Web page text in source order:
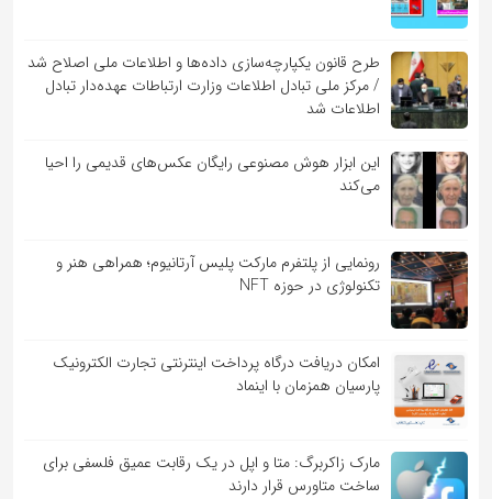
طرح قانون یکپارچه‌سازی داده‌ها و اطلاعات ملی اصلاح شد
/ مرکز ملی تبادل اطلاعات وزارت ارتباطات عهده‌دار تبادل
اطلاعات شد
این ابزار هوش مصنوعی رایگان عکس‌های قدیمی را احیا
می‌کند
رونمایی از پلتفرم مارکت پلیس آرتانیوم؛ همراهی هنر و
تکنولوژی در حوزه NFT
امکان دریافت درگاه پرداخت اینترنتی تجارت الکترونیک
پارسیان همزمان با اینماد
مارک زاکربرگ: متا و اپل در یک رقابت عمیق فلسفی برای
ساخت متاورس قرار دارند